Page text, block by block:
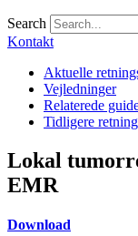
Search
Kontakt
Aktuelle
Vejledninger
Relaterede
Tidligere
Lokal
EMR
Download